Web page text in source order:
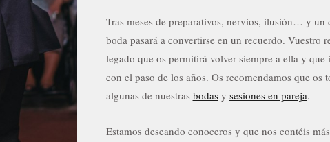
Tras meses de preparativos, nervios, ilusión… y un
boda pasará a convertirse en un recuerdo. Vuestro
legado que os permitirá volver siempre a ella y
con el paso de los años. Os recomendamos que os
algunas de nuestras bodasy sesiones en pareja.
Estamos deseando conoceros y que nos contéis